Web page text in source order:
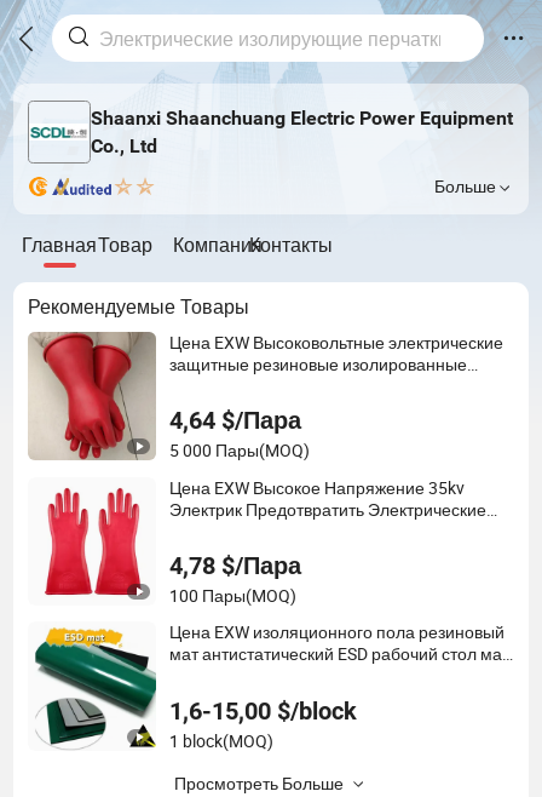
Shaanxi Shaanchuang Electric Power Equipment
Co., Ltd
Больше
ГлавнаяТовар КомпанияКонтакты
Рекомендуемые Товары
Цена EXW Высоковольтные электрические
защитные резиновые изолированные
4,64 $/Пара
5 000 Пары(MOQ)
Цена EXW Высокое Напряжение 35kv
Электрик Предотвратить Электрические
Перчатки
4,78 $/Пара
100 Пары(MOQ)
Цена EXW изоляционного пола резиновый
мат антистатический ESD рабочий стол мат
1,6-15,00 $/block
1 block(MOQ)
Просмотреть Больше